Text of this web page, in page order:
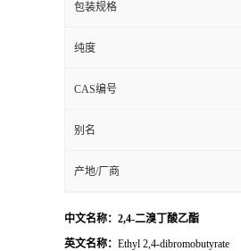
包装规格
纯度
CAS编号
别名
产地/厂商
中文名称：2,4-二溴丁酸乙酯
英文名称： Ethyl 2,4-dibromobutyrate